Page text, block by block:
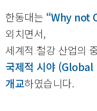
한동대는 “Why not
외치면서,
세계적 철강 산업의
국제적 시야
개교하였습니다.